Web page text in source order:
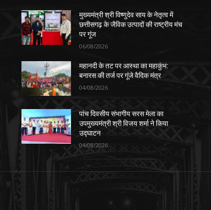
मुख्यमंत्री श्री विष्णुदेव साय के नेतृत्व में
छत्तीसगढ़ के जैविक उत्पादों की राष्ट्रीय मंच
पर गूंज
06/08/2026
​महानदी के तट पर आस्था का महाकुंभ:
बनारस की तर्ज पर गूंजे वैदिक मंत्र
04/08/2026
पांच दिवसीय संभागीय सरस मेला का
उपमुख्यमंत्री श्री विजय शर्मा ने किया
उद्घाटन
04/08/2026